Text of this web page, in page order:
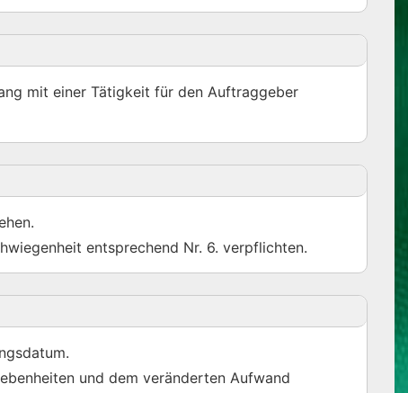
mit einer Tätigkeit für den Auftraggeber
entsprechend Nr. 6. verpflichten.
und dem veränderten Aufwand